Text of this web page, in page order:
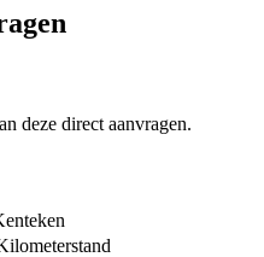
deze direct aanvragen.